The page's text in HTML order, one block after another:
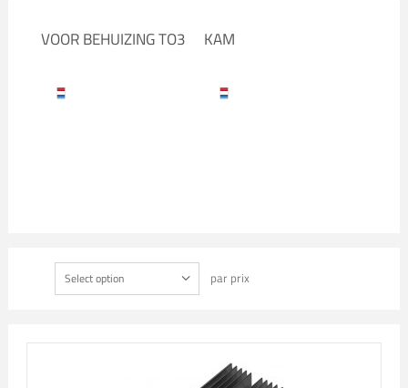
VOOR BEHUIZING TO3 KAM
Select option par prix